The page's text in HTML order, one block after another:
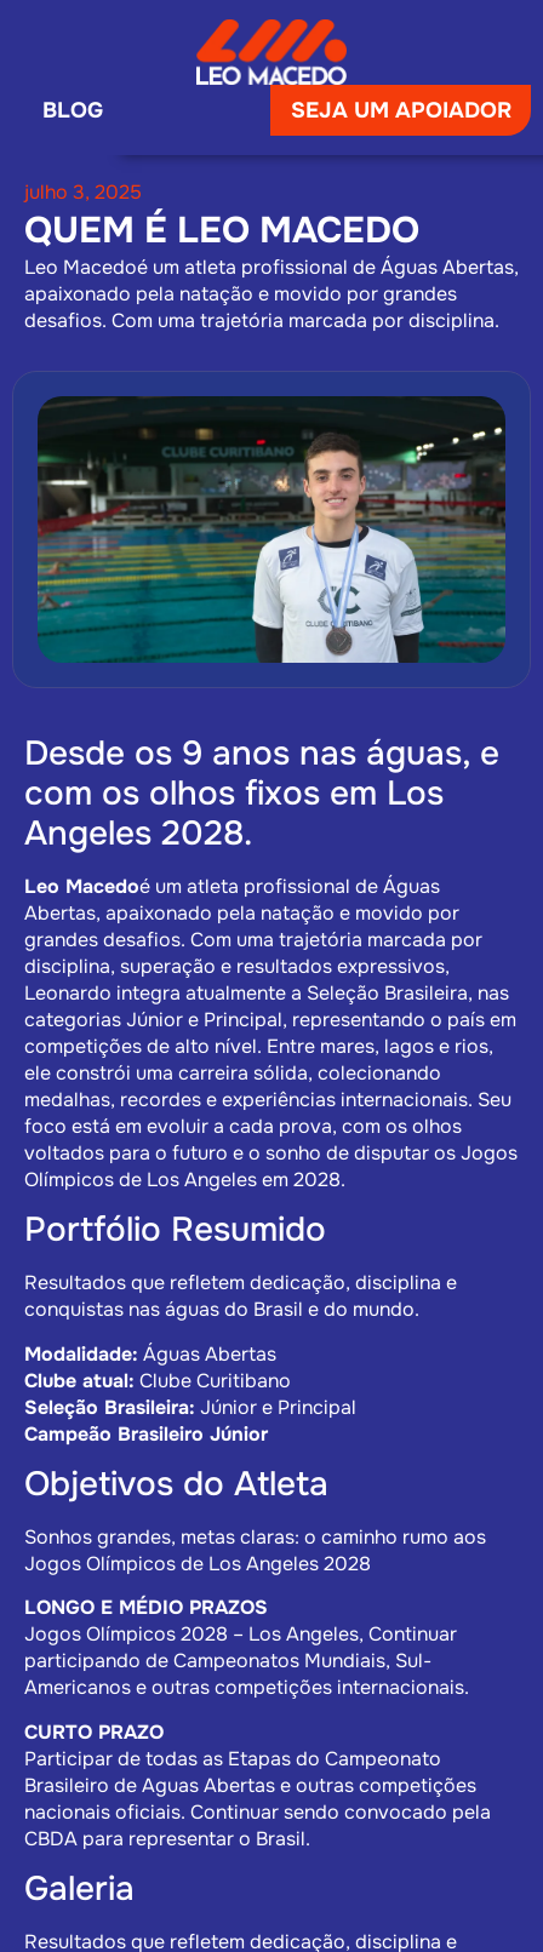
BLOG SEJA UM APOIADOR
julho 3, 2025
QUEM É LEO MACEDO
Leo Macedoé um atleta profissional de Águas Abertas,
apaixonado pela natação e movido por grandes
desafios. Com uma trajetória marcada por disciplina.
Desde os 9 anos nas águas, e
com os olhos fixos em Los
Angeles 2028.
Leo Macedoé um atleta profissional de Águas
Abertas, apaixonado pela natação e movido por
grandes desafios. Com uma trajetória marcada por
disciplina, superação e resultados expressivos,
Leonardo integra atualmente a Seleção Brasileira, nas
categorias Júnior e Principal, representando o país em
competições de alto nível. Entre mares, lagos e rios,
ele constrói uma carreira sólida, colecionando
medalhas, recordes e experiências internacionais. Seu
foco está em evoluir a cada prova, com os olhos
voltados para o futuro e o sonho de disputar os Jogos
Olímpicos de Los Angeles em 2028.
Portfólio Resumido
Resultados que refletem dedicação, disciplina e
conquistas nas águas do Brasil e do mundo.
Modalidade: Águas Abertas
Clube atual: Clube Curitibano
Seleção Brasileira: Júnior e Principal
Campeão Brasileiro Júnior
Objetivos do Atleta
Sonhos grandes, metas claras: o caminho rumo aos
Jogos Olímpicos de Los Angeles 2028
LONGO E MÉDIO PRAZOS
Jogos Olímpicos 2028 – Los Angeles, Continuar
participando de Campeonatos Mundiais, Sul-
Americanos e outras competições internacionais.
CURTO PRAZO
Participar de todas as Etapas do Campeonato
Brasileiro de Aguas Abertas e outras competições
nacionais oficiais. Continuar sendo convocado pela
CBDA para representar o Brasil.
Galeria
Resultados que refletem dedicação, disciplina e